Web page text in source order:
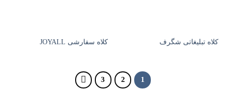
کلاه تبلیغاتی شگرف کلاه سفارشی JOYALL
1
2
3